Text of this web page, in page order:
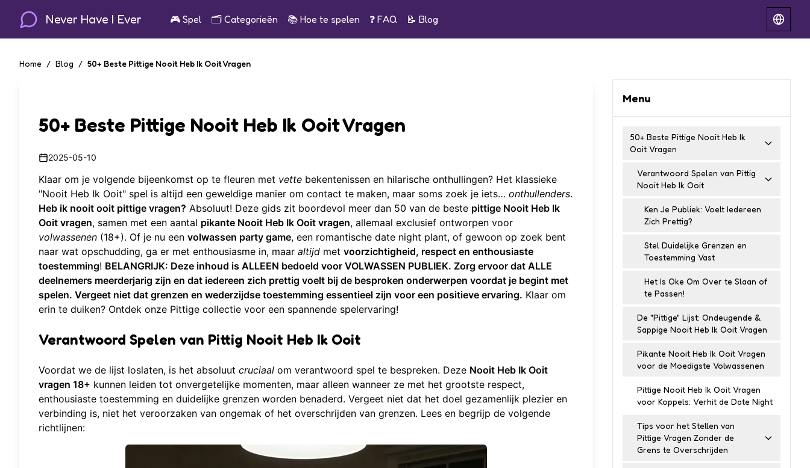
Never Have I Ever 🎮 Spel 🗂️ Categorieën 📚 Hoe te spelen ❓ FAQ 📝 Blog
Home / Blog / 50+ Beste Pittige Nooit Heb Ik Ooit Vragen
50+ Beste Pittige Nooit Heb Ik Ooit Vragen
2025-05-10
Klaar om je volgende bijeenkomst op te fleuren met vette bekentenissen en hilarische onthullingen? Het klassieke
"Nooit Heb Ik Ooit" spel is altijd een geweldige manier om contact te maken, maar soms zoek je iets… onthullenders.
Heb ik nooit ooit pittige vragen? Absoluut! Deze gids zit boordevol meer dan 50 van de beste pittige Nooit Heb Ik
Ooit vragen, samen met een aantal pikante Nooit Heb Ik Ooit vragen, allemaal exclusief ontworpen voor
volwassenen (18+). Of je nu een volwassen party game, een romantische date night plant, of gewoon op zoek bent
naar wat opschudding, ga er met enthousiasme in, maar altijd met voorzichtigheid, respect en enthousiaste
toestemming! BELANGRIJK: Deze inhoud is ALLEEN bedoeld voor VOLWASSEN PUBLIEK. Zorg ervoor dat ALLE
deelnemers meerderjarig zijn en dat iedereen zich prettig voelt bij de besproken onderwerpen voordat je begint met
spelen. Vergeet niet dat grenzen en wederzijdse toestemming essentieel zijn voor een positieve ervaring. Klaar om
erin te duiken? Ontdek onze Pittige collectie voor een spannende spelervaring!
Verantwoord Spelen van Pittig Nooit Heb Ik Ooit
Voordat we de lijst loslaten, is het absoluut cruciaal om verantwoord spel te bespreken. Deze Nooit Heb Ik Ooit
vragen 18+ kunnen leiden tot onvergetelijke momenten, maar alleen wanneer ze met het grootste respect,
enthousiaste toestemming en duidelijke grenzen worden benaderd. Vergeet niet dat het doel gezamenlijk plezier en
verbinding is, niet het veroorzaken van ongemak of het overschrijden van grenzen. Lees en begrijp de volgende
richtlijnen:
Menu
50+ Beste Pittige Nooit Heb Ik
Ooit Vragen
Verantwoord Spelen van Pittig
Nooit Heb Ik Ooit
Ken Je Publiek: Voelt Iedereen
Zich Prettig?
Stel Duidelijke Grenzen en
Toestemming Vast
Het Is Oke Om Over te Slaan of
te Passen!
De "Pittige" Lijst: Ondeugende &
Sappige Nooit Heb Ik Ooit Vragen
Pikante Nooit Heb Ik Ooit Vragen
voor de Moedigste Volwassenen
Pittige Nooit Heb Ik Ooit Vragen
voor Koppels: Verhit de Date Night
Tips voor het Stellen van
Pittige Vragen Zonder de
Grens te Overschrijden